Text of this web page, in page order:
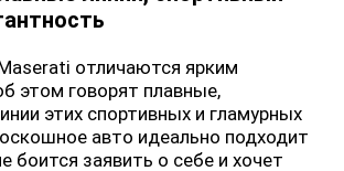
отличаются ярким
этом говорят плавные,
этих спортивных и гламурных
авто идеально подходит
боится заявить о себе и хочет